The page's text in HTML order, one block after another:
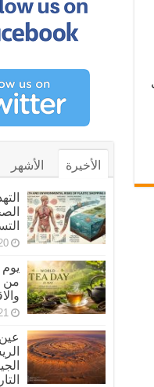
الأخيرة الأشهر
20
من
21